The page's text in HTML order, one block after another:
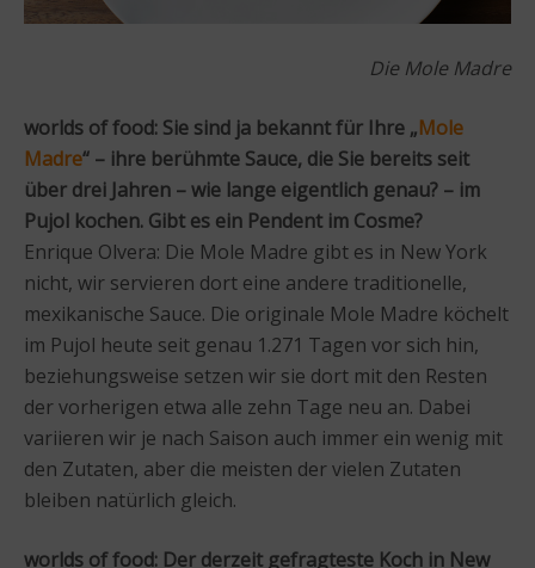
Die Mole Madre
worlds of food: Sie sind ja bekannt für Ihre „Mole
Madre“ – ihre berühmte Sauce, die Sie bereits seit
über drei Jahren – wie lange eigentlich genau? – im
Pujol kochen. Gibt es ein Pendent im Cosme?
Enrique Olvera: Die Mole Madre gibt es in New York
nicht, wir servieren dort eine andere traditionelle,
mexikanische Sauce. Die originale Mole Madre köchelt
im Pujol heute seit genau 1.271 Tagen vor sich hin,
beziehungsweise setzen wir sie dort mit den Resten
der vorherigen etwa alle zehn Tage neu an. Dabei
variieren wir je nach Saison auch immer ein wenig mit
den Zutaten, aber die meisten der vielen Zutaten
bleiben natürlich gleich.
worlds of food: Der derzeit gefragteste Koch in New